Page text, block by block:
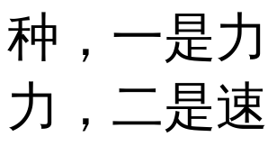
种，一是
力，二是